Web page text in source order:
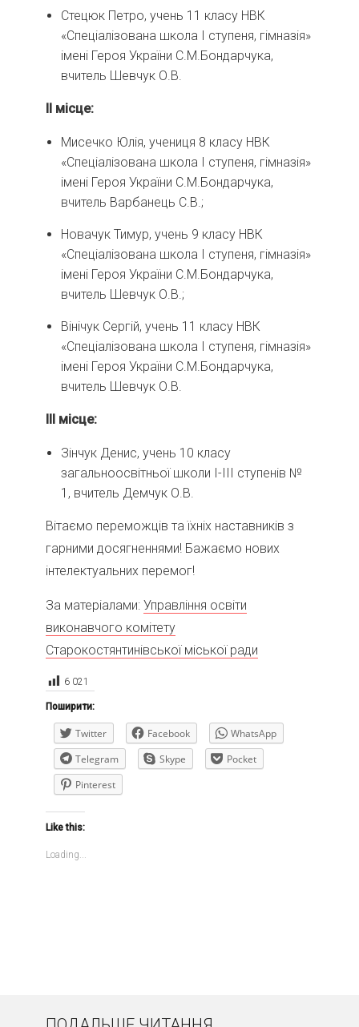
Стецюк Петро, учень 11 класу НВК
«Спеціалізована школа І ступеня, гімназія»
імені Героя України С.М.Бондарчука,
вчитель Шевчук О.В.
ІІ місце:
Мисечко Юлія, учениця 8 класу НВК
«Спеціалізована школа І ступеня, гімназія»
імені Героя України С.М.Бондарчука,
вчитель Варбанець С.В.;
Новачук Тимур, учень 9 класу НВК
«Спеціалізована школа І ступеня, гімназія»
імені Героя України С.М.Бондарчука,
вчитель Шевчук О.В.;
Вінічук Сергій, учень 11 класу НВК
«Спеціалізована школа І ступеня, гімназія»
імені Героя України С.М.Бондарчука,
вчитель Шевчук О.В.
ІІІ місце:
Зінчук Денис, учень 10 класу
загальноосвітньої школи І-ІІІ ступенів №
1, вчитель Демчук О.В.
Вітаємо переможців та їхніх наставників з
гарними досягненнями! Бажаємо нових
інтелектуальних перемог!
За матеріалами: Управління освіти
виконавчого комітету
Старокостянтинівської міської ради
6 021
Поширити:
Twitter Facebook
WhatsApp
Telegram
Skype
Pocket
Pinterest
Like this:
Loading...